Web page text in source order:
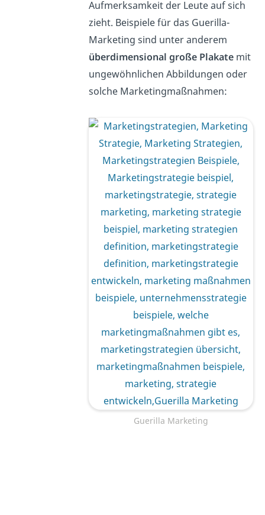
Aufmerksamkeit der Leute auf sich
zieht. Beispiele für das Guerilla-
Marketing sind unter anderem
überdimensional große Plakatemit
ungewöhnlichen Abbildungen oder
solche Marketingmaßnahmen:
Guerilla Marketing